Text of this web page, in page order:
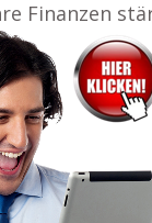
Finanzen